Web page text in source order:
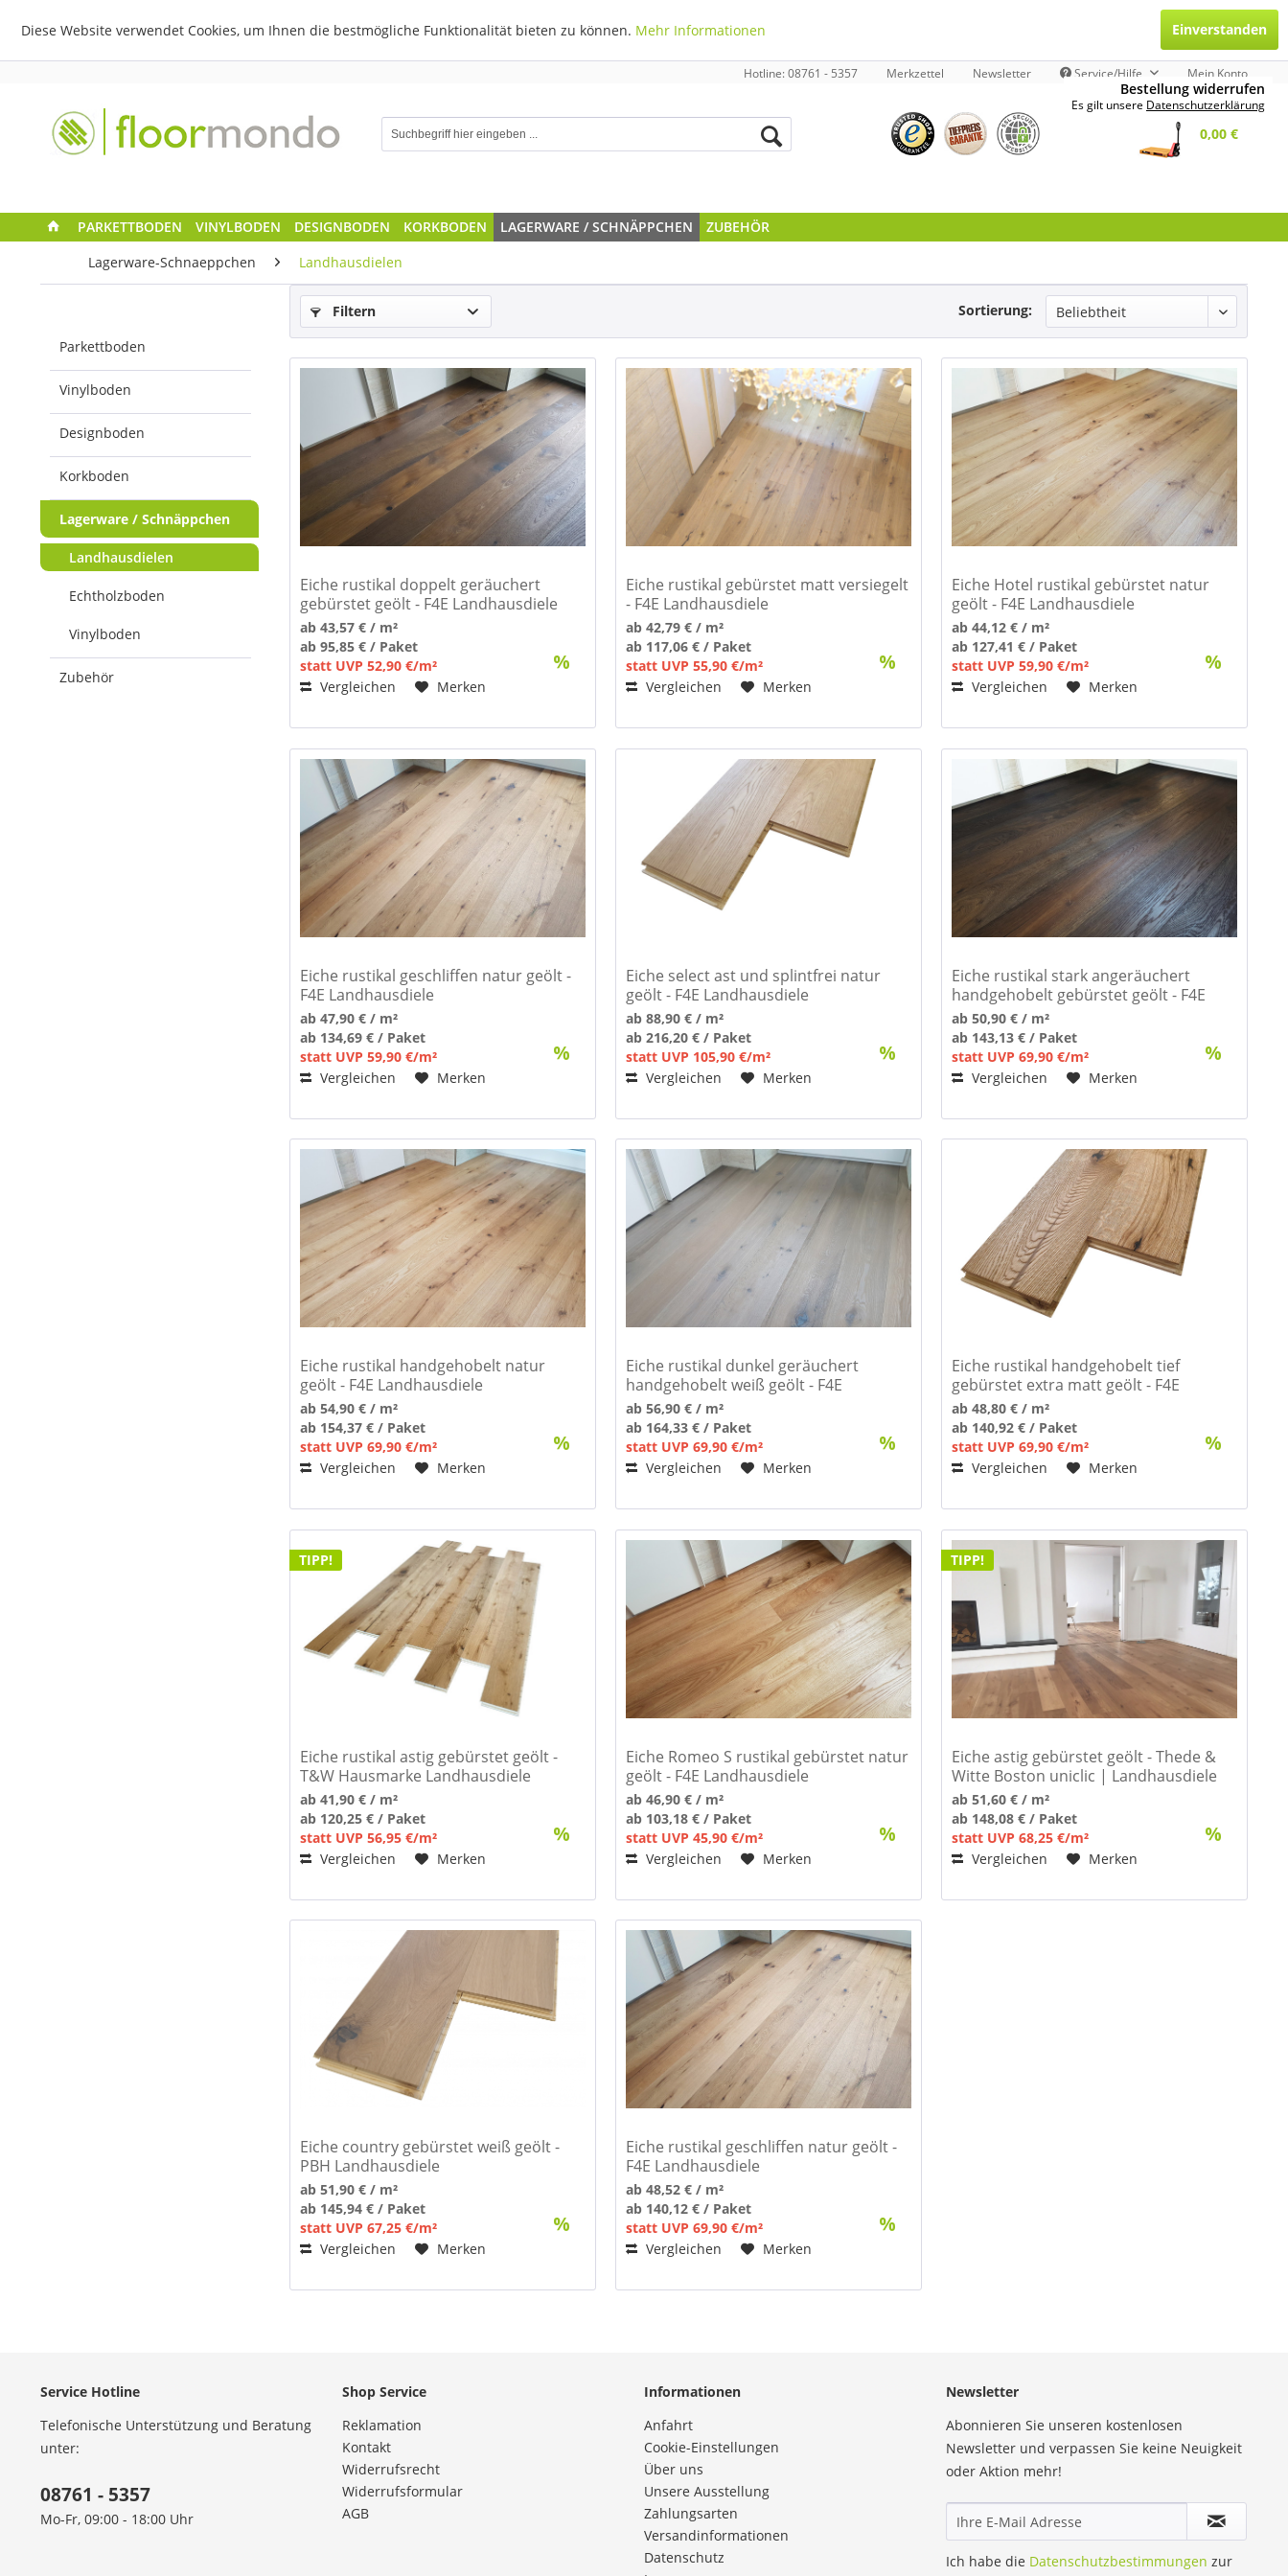
Hotline: 08761 - 5357 Merkzettel Newsletter Service/Hilfe Mein Konto
0,00 €
PARKETTBODEN VINYLBODEN DESIGNBODEN KORKBODEN LAGERWARE / SCHNÄPPCHEN
ZUBEHÖR
Lagerware-Schnaeppchen
Landhausdielen
Parkettboden
Vinylboden
Designboden
Korkboden
Lagerware / Schnäppchen
Landhausdielen
Echtholzboden
Vinylboden
Zubehör
Filtern Sortierung:
Eiche rustikal doppelt geräuchert
gebürstet geölt - F4E Landhausdiele
ab 43,57 € / m²
ab 95,85 € / Paket
statt UVP 52,90 €/m²
Vergleichen
Merken
Eiche rustikal gebürstet matt versiegelt
- F4E Landhausdiele
ab 42,79 € / m²
ab 117,06 € / Paket
statt UVP 55,90 €/m²
Vergleichen
Merken
Eiche Hotel rustikal gebürstet natur
geölt - F4E Landhausdiele
ab 44,12 € / m²
ab 127,41 € / Paket
statt UVP 59,90 €/m²
Vergleichen
Merken
Eiche rustikal geschliffen natur geölt -
F4E Landhausdiele
ab 47,90 € / m²
ab 134,69 € / Paket
statt UVP 59,90 €/m²
Vergleichen
Merken
Eiche select ast und splintfrei natur
geölt - F4E Landhausdiele
ab 88,90 € / m²
ab 216,20 € / Paket
statt UVP 105,90 €/m²
Vergleichen
Merken
Eiche rustikal stark angeräuchert
handgehobelt gebürstet geölt - F4E
Landhausdiele
ab 50,90 € / m²
ab 143,13 € / Paket
statt UVP 69,90 €/m²
Vergleichen
Merken
Eiche rustikal handgehobelt natur
geölt - F4E Landhausdiele
ab 54,90 € / m²
ab 154,37 € / Paket
statt UVP 69,90 €/m²
Vergleichen
Merken
Eiche rustikal dunkel geräuchert
handgehobelt weiß geölt - F4E
Landhausdiele
ab 56,90 € / m²
ab 164,33 € / Paket
statt UVP 69,90 €/m²
Vergleichen
Merken
Eiche rustikal handgehobelt tief
gebürstet extra matt geölt - F4E
Landhausdiele
ab 48,80 € / m²
ab 140,92 € / Paket
statt UVP 69,90 €/m²
Vergleichen
Merken
TIPP!
Eiche rustikal astig gebürstet geölt -
T&W Hausmarke Landhausdiele
ab 41,90 € / m²
ab 120,25 € / Paket
statt UVP 56,95 €/m²
Vergleichen
Merken
Eiche Romeo S rustikal gebürstet natur
geölt - F4E Landhausdiele
ab 46,90 € / m²
ab 103,18 € / Paket
statt UVP 45,90 €/m²
Vergleichen
Merken
TIPP!
Eiche astig gebürstet geölt - Thede &
Witte Boston uniclic | Landhausdiele
ab 51,60 € / m²
ab 148,08 € / Paket
statt UVP 68,25 €/m²
Vergleichen
Merken
Eiche country gebürstet weiß geölt -
PBH Landhausdiele
ab 51,90 € / m²
ab 145,94 € / Paket
statt UVP 67,25 €/m²
Vergleichen
Merken
Eiche rustikal geschliffen natur geölt -
F4E Landhausdiele
ab 48,52 € / m²
ab 140,12 € / Paket
statt UVP 69,90 €/m²
Vergleichen
Merken
Service Hotline
Telefonische Unterstützung und Beratung
unter:
08761 - 5357
Mo-Fr, 09:00 - 18:00 Uhr
Shop Service
Reklamation
Kontakt
Widerrufsrecht
Widerrufsformular
AGB
Informationen
Anfahrt
Cookie-Einstellungen
Über uns
Unsere Ausstellung
Zahlungsarten
Versandinformationen
Datenschutz
Newsletter
Abonnieren Sie unseren kostenlosen
Newsletter und verpassen Sie keine Neuigkeit
oder Aktion mehr!
Ich habe die Datenschutzbestimmungen zur
Bestellung widerrufen
Es gilt unsere Datenschutzerklärung
Diese Website verwendet Cookies, um Ihnen die bestmögliche Funktionalität bieten zu können. Mehr Informationen Einverstanden